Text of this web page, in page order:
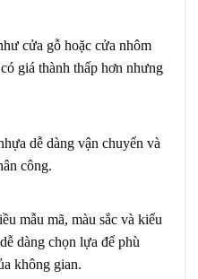
cửa gỗ hoặc cửa nhôm
giá thành thấp hơn nhưng
dễ dàng vận chuyển và
công.
mẫu mã, màu sắc và kiểu
dàng chọn lựa để phù
không gian.